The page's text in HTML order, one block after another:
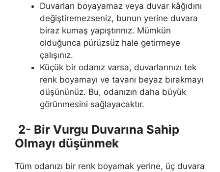
Duvarları boyayamaz veya duvar kâğıdını
değiştiremezseniz, bunun yerine duvara
biraz kumaş yapıştırınız. Mümkün
olduğunca pürüzsüz hale getirmeye
çalışınız.
Küçük bir odanız varsa, duvarlarınızı tek
renk boyamayı ve tavanı beyaz bırakmayı
düşününüz. Bu, odanızın daha büyük
görünmesini sağlayacaktır.
2- Bir Vurgu Duvarına Sahip
Olmayı düşünmek
Tüm odanızı bir renk boyamak yerine, üç duvara